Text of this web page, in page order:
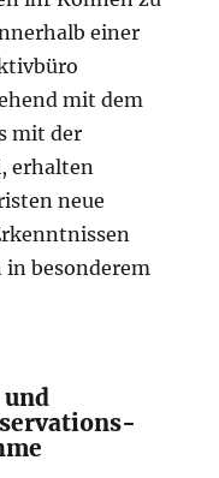
einer
mit dem
mit der
erhalten
neue
besonderem